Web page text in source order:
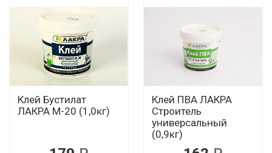
Клей Бустилат
ЛАКРА М-20 (1,0кг)
Клей ПВА ЛАКРА
Строитель
универсальный
(0,9кг)